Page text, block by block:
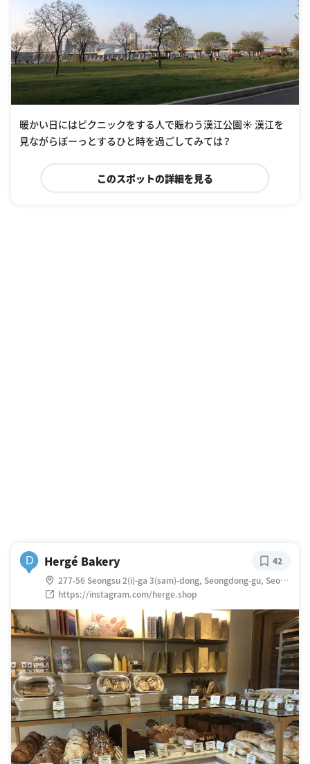
暖かい日にはピクニックをする人で賑わう漢江公園☀️ 漢江を
見ながらぼーっとするひと時を過ごしてみては？
このスポットの詳細を見る
D Hergé Bakery
277-56 Seongsu 2(i)-ga 3(sam)-dong, Seongdong-gu, Seoul,
大韓民国
https://instagram.com/herge.shop
42